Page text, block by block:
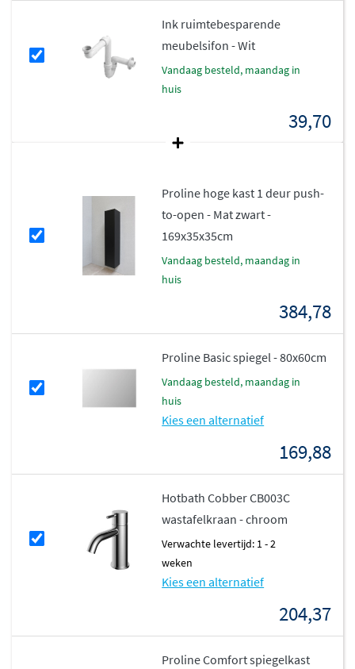
Ink ruimtebesparende
meubelsifon - Wit
vandaag besteld, maandag in
huis
39,70
Proline hoge kast 1 deur push-
to-open - Mat zwart -
169x35x35cm
vandaag besteld, maandag in
huis
384,78
Proline Basic spiegel - 80x60cm
vandaag besteld, maandag in
huis
Kies een alternatief
169,88
Hotbath Cobber CB003C
wastafelkraan - chroom
Verwachte levertijd: 1 - 2
weken
Kies een alternatief
204,37
Proline Comfort spiegelkast